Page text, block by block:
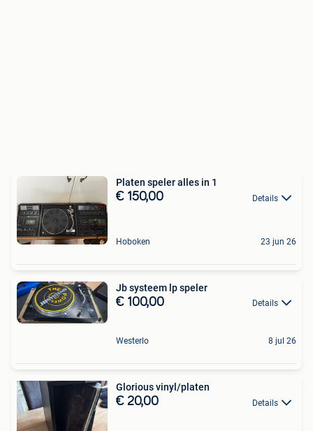
Platen speler alles in 1
€ 150,00 Details
Hoboken 23 jun 26
Jb systeem lp speler
€ 100,00 Details
Westerlo 8 jul 26
Glorious vinyl/platen
€ 20,00 Details